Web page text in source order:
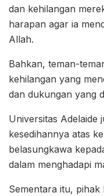
dan kehilangan
harapan agar ia
Allah.
Bahkan, teman-
kehilangan yang
dan dukungan yang
Universitas Adelaide
kesedihannya atas
belasungkawa
dalam menghadapi
Sementara itu, pihak